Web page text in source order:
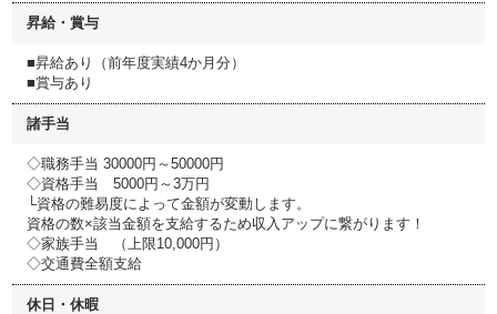
昇給・賞与
■昇給あり（前年度実績4か月分）
■賞与あり
諸手当
◇職務手当 30000円～50000円
◇資格手当 5000円～3万円
└資格の難易度によって金額が変動します。
資格の数×該当金額を支給するため収入アップに繋がります！
◇家族手当 （上限10,000円）
◇交通費全額支給
休日・休暇